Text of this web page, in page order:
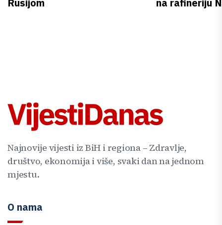
Rusijom
na rafineriju
Najnovije vijesti iz BiH i regiona – Zdravlje,
društvo, ekonomija i više, svaki dan na jednom
mjestu.
O nama